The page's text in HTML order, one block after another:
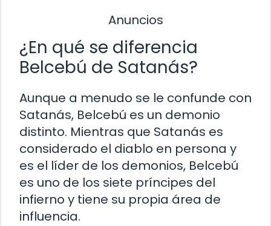
Anuncios
¿En qué se diferencia
Belcebú de Satanás?
Aunque a menudo se le confunde con
Satanás, Belcebú es un demonio
distinto. Mientras que Satanás es
considerado el diablo en persona y
es el líder de los demonios, Belcebú
es uno de los siete príncipes del
infierno y tiene su propia área de
influencia.